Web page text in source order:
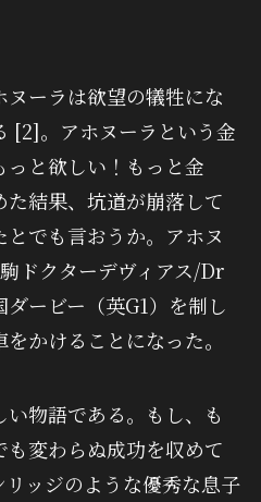
ーラは欲望の犠牲にな
[2]。アホヌーラという金
と欲しい！もっと金
結果、坑道が崩落して
でも言おうか。アホヌ
ドクターデヴィアス/Dr
ービー（英G1）を制し
かけることになった。
物語である。もし、も
変わらぬ成功を収めて
ッジのような優秀な息子